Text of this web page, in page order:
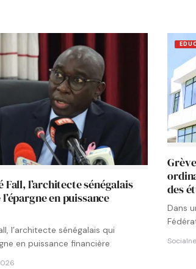
Fall, l’architecte sénégalais
en puissance
l’architecte sénégalais qui
en puissance financière
des
Dans